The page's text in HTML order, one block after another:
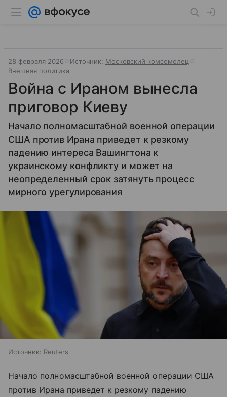
28 февраля 2026 Источник: Московский комсомолец
Внешняя политика
Война с Ираном вынесла
приговор Киеву
Начало полномасштабной военной операции
США против Ирана приведет к резкому
падению интереса Вашингтона к
украинскому конфликту и может на
неопределенный срок затянуть процесс
мирного урегулирования
Источник: Reuters
Начало полномасштабной военной операции США
против Ирана приведет к резкому падению